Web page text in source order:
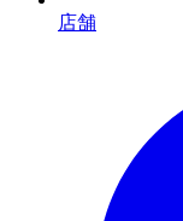
店舗